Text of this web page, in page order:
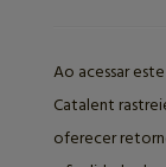
Ao acessar
Catalent
oferecer